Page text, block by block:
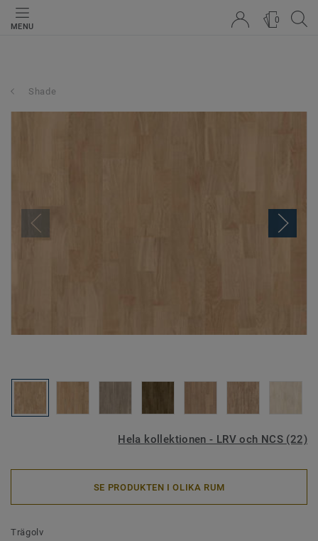
MENU
0
Shade
Hela kollektionen - LRV och NCS (22)
SE PRODUKTEN I OLIKA RUM
Trägolv